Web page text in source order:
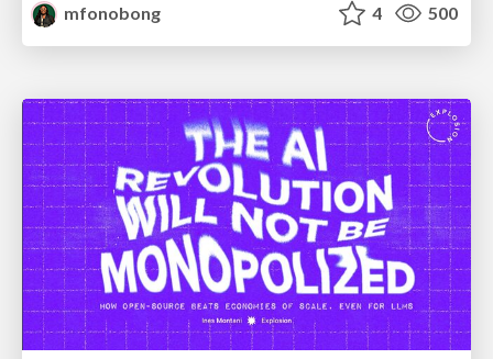
mfonobong
4 500